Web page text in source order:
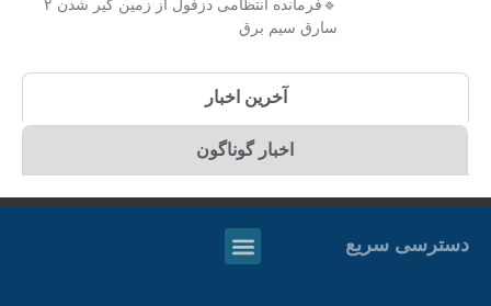
🔹فرمانده انتظامی دزفول از زمین گیر شدن ۲
سارق سیم برق
آخرین اخبار
اخبار گوناگون
دسترسی سریع